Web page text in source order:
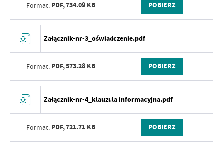
Format: PDF,734.09 KB POBIERZ
Załącznik-nr-3_oświadczenie.pdf
Format: PDF,573.28 KB POBIERZ
Załącznik-nr-4_klauzula informacyjna.pdf
Format: PDF,721.71 KB POBIERZ